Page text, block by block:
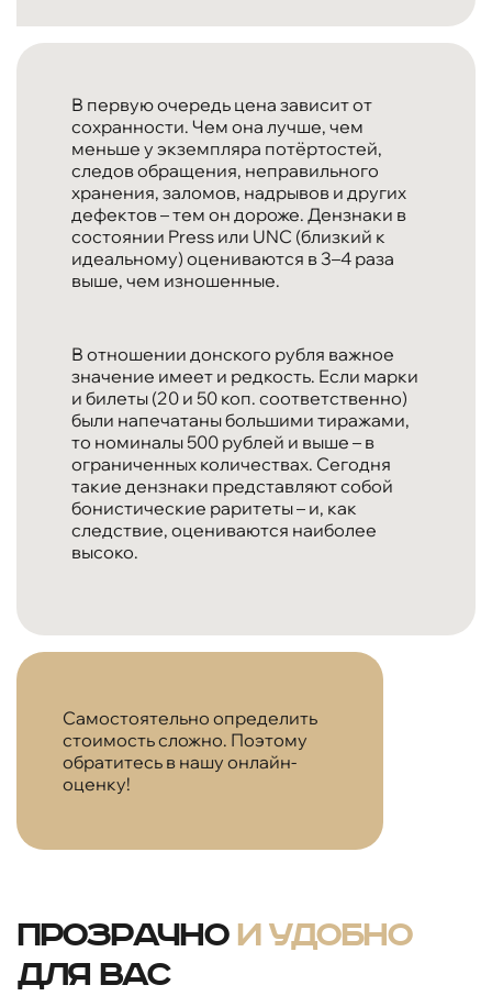
В первую очередь цена зависит от
сохранности. Чем она лучше, чем
меньше у экземпляра потёртостей,
следов обращения, неправильного
хранения, заломов, надрывов и других
дефектов – тем он дороже. Дензнаки в
состоянии Press или UNC (близкий к
идеальному) оцениваются в 3–4 раза
выше, чем изношенные.
В отношении донского рубля важное
значение имеет и редкость. Если марки
и билеты (20 и 50 коп. соответственно)
были напечатаны большими тиражами,
то номиналы 500 рублей и выше – в
ограниченных количествах. Сегодня
такие дензнаки представляют собой
бонистические раритеты – и, как
следствие, оцениваются наиболее
высоко.
Самостоятельно определить
стоимость сложно. Поэтому
обратитесь в нашу онлайн-
оценку!
Прозрачно и удобно
для вас